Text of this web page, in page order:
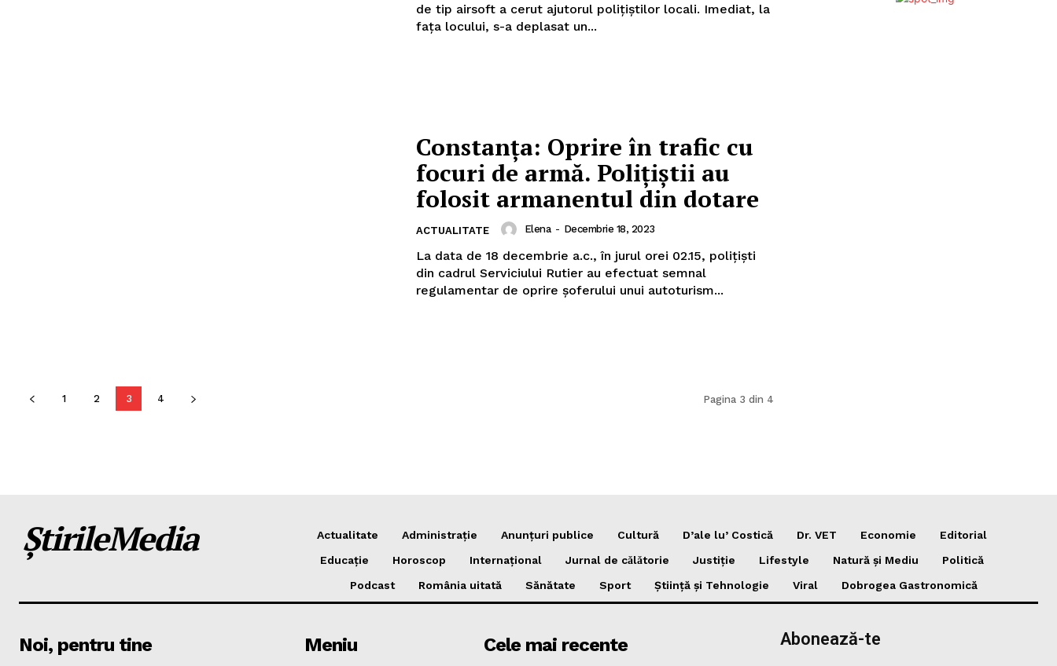
de tip airsoft a cerut ajutorul polițiștilor locali. Imediat, la
fața locului, s-a deplasat un...
Constanța: Oprire în trafic cu
focuri de armă. Polițiștii au
folosit armanentul din dotare
ACTUALITATE Elena - Decembrie 18, 2023
La data de 18 decembrie a.c., în jurul orei 02.15, polițiști
din cadrul Serviciului Rutier au efectuat semnal
regulamentar de oprire șoferului unui autoturism...
1 2 3 4 Pagina 3 din 4
ȘtirileMedia Actualitate Administrație Anunțuri publice Cultură D’ale lu’ Costică Dr. VET Economie
Editorial
Educație
Horoscop Internațional Jurnal de cǎlǎtorie Justiție Lifestyle Natură și Mediu
Politică
Podcast
România uitată Sănătate Sport Știință și Tehnologie Viral Dobrogea Gastronomică
Noi, pentru tine Meniu Cele mai recente Abonează-te